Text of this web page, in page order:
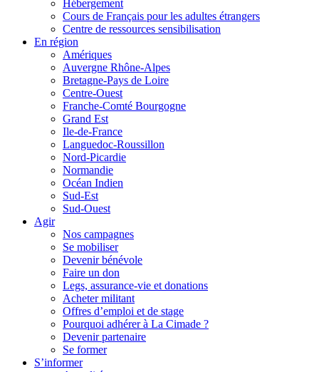
Hébergement
Cours de Français pour les adultes étrangers
Centre de ressources sensibilisation
En région
Amériques
Auvergne Rhône-Alpes
Bretagne-Pays de Loire
Centre-Ouest
Franche-Comté Bourgogne
Grand Est
Ile-de-France
Languedoc-Roussillon
Nord-Picardie
Normandie
Océan Indien
Sud-Est
Sud-Ouest
Agir
Nos campagnes
Se mobiliser
Devenir bénévole
Faire un don
Legs, assurance-vie et donations
Acheter militant
Offres d’emploi et de stage
Pourquoi adhérer à La Cimade ?
Devenir partenaire
Se former
S’informer